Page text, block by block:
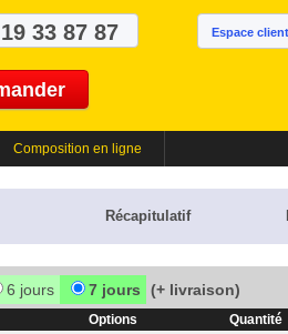
33 87 87 Espace client
Composition en ligne
Récapitulatif
6 jours 7 jours (+ livraison)
Options Quantité